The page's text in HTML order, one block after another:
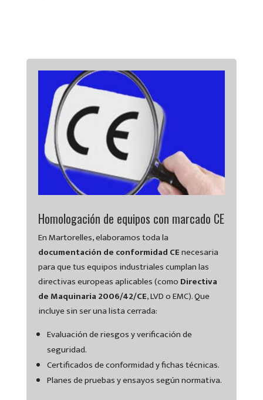
Homologación de equipos con marcado CE
En Martorelles, elaboramos toda la
documentación de conformidad CEnecesaria
para que tus equipos industriales cumplan las
directivas europeas aplicables (como Directiva
de Maquinaria 2006/42/CE, LVD o EMC). Que
incluye sin ser una lista cerrada:
Evaluación de riesgos y verificación de
seguridad.
Certificados de conformidad y fichas técnicas.
Planes de pruebas y ensayos según normativa.